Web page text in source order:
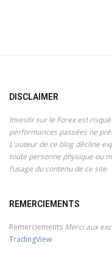
DISCLAIMER
Investir sur le Forex est
performances passées ne
L'auteur de ce blog décline
toute personne physique ou
l’usage du contenu de ce site.
REMERCIEMENTS
Remerciements Merci aux
TradingView